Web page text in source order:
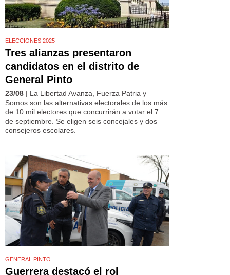
ELECCIONES 2025
Tres alianzas presentaron
candidatos en el distrito de
General Pinto
23/08 | La Libertad Avanza, Fuerza Patria y
Somos son las alternativas electorales de los más
de 10 mil electores que concurrirán a votar el 7
de septiembre. Se eligen seis concejales y dos
consejeros escolares.
GENERAL PINTO
Guerrera destacó el rol